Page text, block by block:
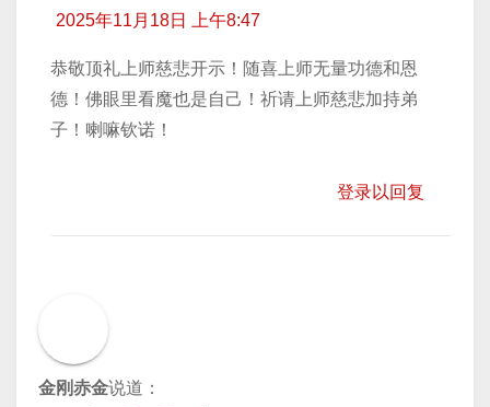
2025年11月18日 上午8:47
恭敬顶礼上师慈悲开示！随喜上师无量功德和恩
德！佛眼里看魔也是自己！祈请上师慈悲加持弟
子！喇嘛钦诺！
登录以回复
金刚赤金说道：